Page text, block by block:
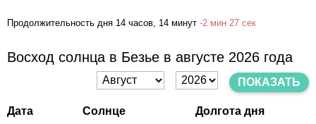
Продолжительность дня 14 часов, 14 минут -2 мин 27 сек
Восход солнца в Безье в августе 2026 года
ПОКАЗАТЬ
Дата Солнце Долгота дня